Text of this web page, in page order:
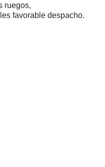
ruegos,
favorable despacho.